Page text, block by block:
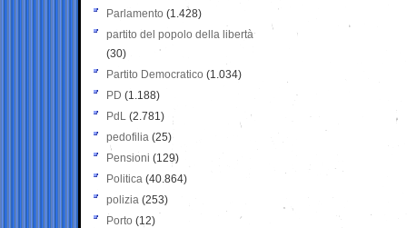
Parlamento (1.428)
partito del popolo della libertà
(30)
Partito Democratico (1.034)
PD (1.188)
PdL (2.781)
pedofilia (25)
Pensioni (129)
Politica (40.864)
polizia (253)
Porto (12)